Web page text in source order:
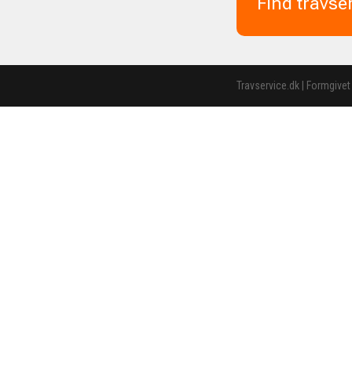
Travservice.dk |